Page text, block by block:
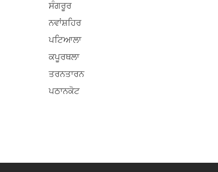
ਸੰਗਰੂਰ
ਨਵਾਂਸ਼ਹਿਰ
ਪਟਿਆਲਾ
ਕਪੂਰਥਲਾ
ਤਰਨਤਾਰਨ
ਪਠਾਨਕੋਟ